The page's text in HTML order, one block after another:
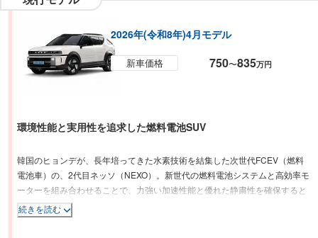
2026年(令和8年)4月モデル
新車価格 750〜835万円
環境性能と実用性を追求した燃料電池SUV
韓国のヒョンデが、長年培ってきた水素技術を結集した次世代FCEV（燃料
電池車）の、2代目ネッソ（NEXO）。新世代の燃料電池システムと高効率モ
ーターを組み合わせることで、力強い加速性能と優れた静粛性を確保すると
ともに、約5分の水素充填で一充填走行距離1,014km（参考値）を実現。日
常利用からロングドライブまで幅広いシーンに対応する高い利便性を備えて
続きを読む